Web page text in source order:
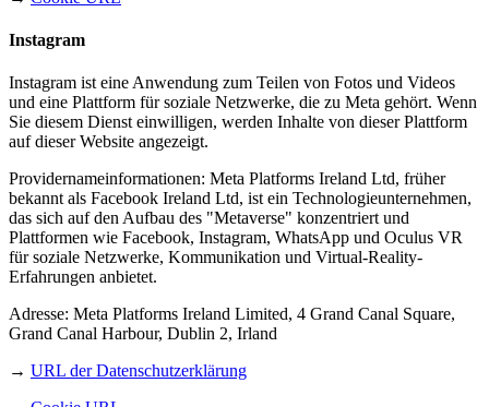
Instagram
Instagram ist eine Anwendung zum Teilen von Fotos und Videos
und eine Plattform für soziale Netzwerke, die zu Meta gehört. Wenn
Sie diesem Dienst einwilligen, werden Inhalte von dieser Plattform
auf dieser Website angezeigt.
Providernameinformationen: Meta Platforms Ireland Ltd, früher
bekannt als Facebook Ireland Ltd, ist ein Technologieunternehmen,
das sich auf den Aufbau des "Metaverse" konzentriert und
Plattformen wie Facebook, Instagram, WhatsApp und Oculus VR
für soziale Netzwerke, Kommunikation und Virtual-Reality-
Erfahrungen anbietet.
Adresse: Meta Platforms Ireland Limited, 4 Grand Canal Square,
Grand Canal Harbour, Dublin 2, Irland
→ URL der Datenschutzerklärung